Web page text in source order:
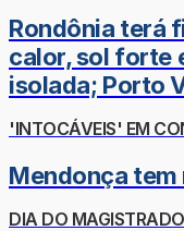
Rondônia terá
calor, sol forte
isolada; Porto
'INTOCÁVEIS' EM
Mendonça
DIA DO MAGISTRADO